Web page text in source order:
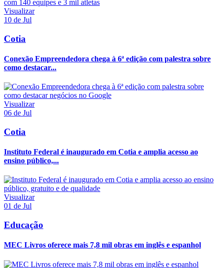
Visualizar
10 de Jul
Cotia
Conexão Empreendedora chega à 6ª edição com palestra sobre
como destacar...
Visualizar
06 de Jul
Cotia
Instituto Federal é inaugurado em Cotia e amplia acesso ao
ensino público,...
Visualizar
01 de Jul
Educação
MEC Livros oferece mais 7,8 mil obras em inglês e espanhol